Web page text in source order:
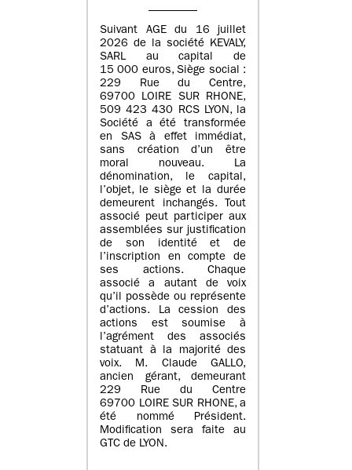
Suivant AGE du 16 juillet
2026 de la société KEVALY,
SARL au capital de
15 000 euros, Siège social :
229 Rue du Centre,
69700 LOIRE SUR RHONE,
509 423 430 RCS LYON, la
Société a été transformée
en SAS à effet immédiat,
sans création d’un être
moral nouveau. La
dénomination, le capital,
l’objet, le siège et la durée
demeurent inchangés. Tout
associé peut participer aux
assemblées sur justification
de son identité et de
l’inscription en compte de
ses actions. Chaque
associé a autant de voix
qu’il possède ou représente
d’actions. La cession des
actions est soumise à
l’agrément des associés
statuant à la majorité des
voix. M. Claude GALLO,
ancien gérant, demeurant
229 Rue du Centre
69700 LOIRE SUR RHONE, a
été nommé Président.
Modification sera faite au
GTC de LYON.